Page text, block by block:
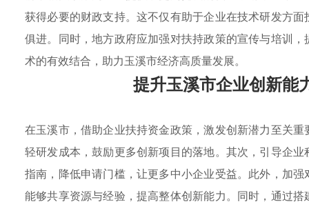
获得必要的财政支持。这不仅有助于企业在技术研发方
俱进。同时，地方政府应加强对扶持政策的宣传与培训
术的有效结合，助力玉溪市经济高质量发展。
提升玉溪市企业创新能
在玉溪市，借助企业扶持资金政策，激发创新潜力至关
轻研发成本，鼓励更多创新项目的落地。其次，引导企业
指南，降低申请门槛，让更多中小企业受益。此外，加
能够共享资源与经验，提高整体创新能力。同时，通过